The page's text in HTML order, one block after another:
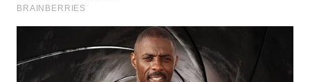
TANGERANG
BINJAI